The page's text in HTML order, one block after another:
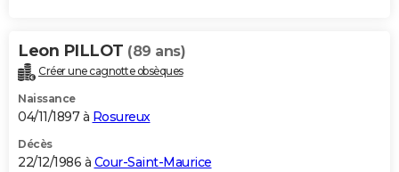
Leon PILLOT (89 ans)
Créer une cagnotte obsèques
Naissance
04/11/1897 à Rosureux
Décès
22/12/1986 à Cour-Saint-Maurice